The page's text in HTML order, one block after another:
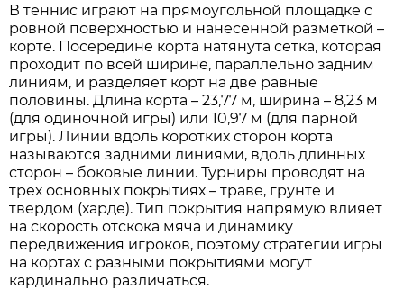
В теннис играют на прямоугольной площадке с
ровной поверхностью и нанесенной разметкой –
корте. Посередине корта натянута сетка, которая
проходит по всей ширине, параллельно задним
линиям, и разделяет корт на две равные
половины. Длина корта – 23,77 м, ширина – 8,23 м
(для одиночной игры) или 10,97 м (для парной
игры). Линии вдоль коротких сторон корта
называются задними линиями, вдоль длинных
сторон – боковые линии. Турниры проводят на
трех основных покрытиях – траве, грунте и
твердом (харде). Тип покрытия напрямую влияет
на скорость отскока мяча и динамику
передвижения игроков, поэтому стратегии игры
на кортах с разными покрытиями могут
кардинально различаться.